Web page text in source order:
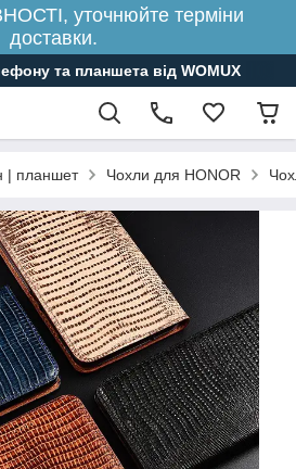
уточнюйте терміни
доставки.
та планшета від WOMUX
| планшет Чохли для HONOR